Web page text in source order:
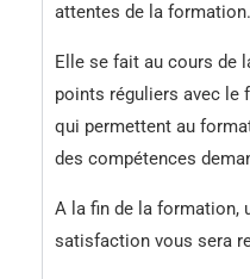
attentes de la formation.
Elle se fait au cours de
points réguliers avec le
qui permettent au
des compétences
A la fin de la formation,
satisfaction vous sera